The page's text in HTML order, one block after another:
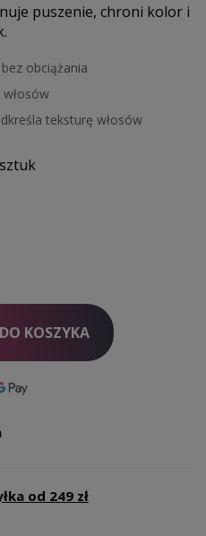
puszenie, chroni kolor i
obciążania
włosów
teksturę włosów
sztuk
KOSZYKA
od 249 zł